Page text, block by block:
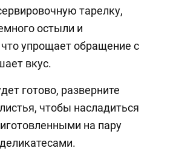
тарелку,
остыли и
упрощает обращение с
вкус.
готово, разверните
чтобы насладиться
на пару